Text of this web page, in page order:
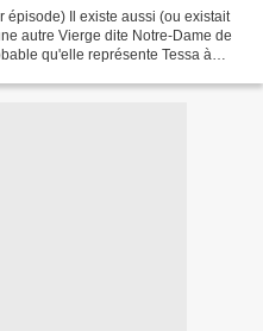
épisode) Il existe aussi (ou existait
autre Vierge dite Notre-Dame de
qu'elle représente Tessa à